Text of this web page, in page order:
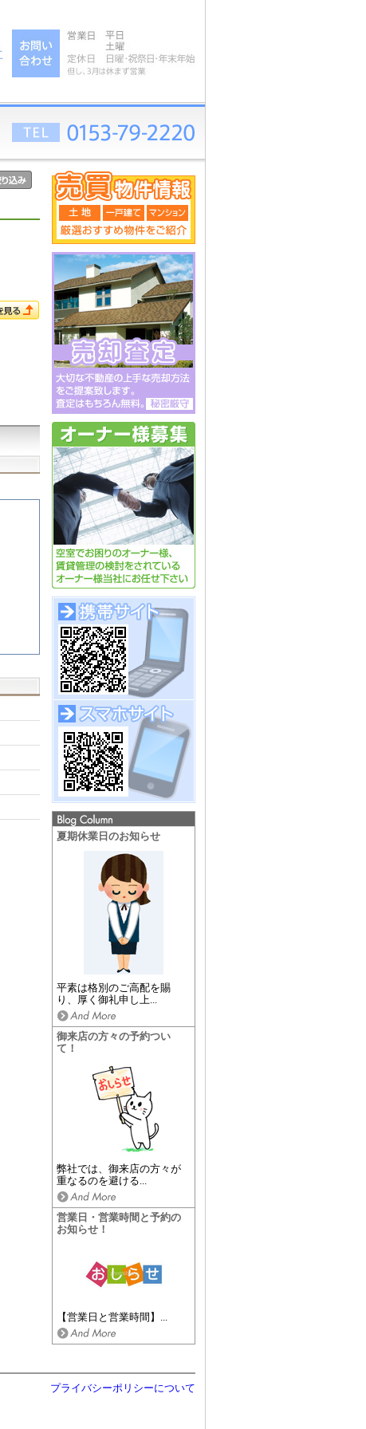
夏期休業日のお知らせ
平素は格別のご高配を賜
り、厚く御礼申し上...
御来店の方々の予約つい
て！
弊社では、御来店の方々が
重なるのを避ける...
営業日・営業時間と予約の
お知らせ！
【営業日と営業時間】...
プライバシーポリシーについて